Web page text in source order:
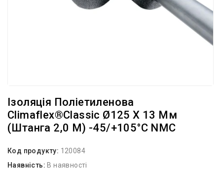
Ізоляція Поліетиленова
Climaflex®Classic Ø125 X 13 Мм
(штанга 2,0 М) -45/+105°С NMC
Код продукту: 120084
Наявність: В наявності